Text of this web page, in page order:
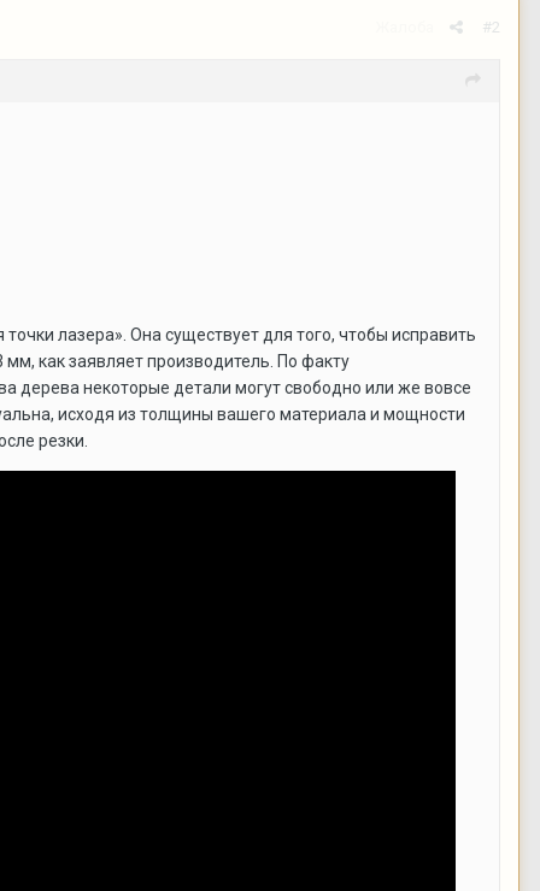
#2
лазера». Она существует для того, чтобы исправить
как заявляет производитель. По факту
дерева некоторые детали могут свободно или же вовсе
исходя из толщины вашего материала и мощности
резки.